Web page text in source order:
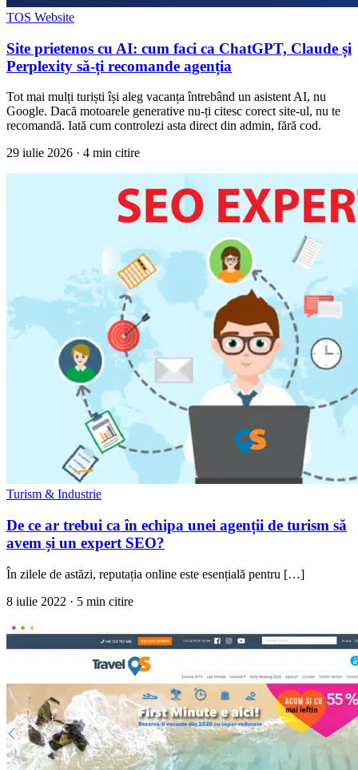
TOS Website
Site prietenos cu AI: cum faci ca ChatGPT, Claude și
Perplexity să-ți recomande agenția
Tot mai mulți turiști își aleg vacanța întrebând un asistent AI, nu
Google. Dacă motoarele generative nu-ți citesc corect site-ul, nu te
recomandă. Iată cum controlezi asta direct din admin, fără cod.
29 iulie 2026 · 4 min citire
Turism & Industrie
De ce ar trebui ca în echipa unei agenții de turism să
avem și un expert SEO?
În zilele de astăzi, reputația online este esențială pentru […]
8 iulie 2022 · 5 min citire